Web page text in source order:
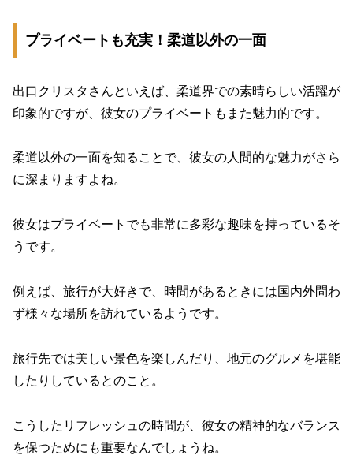
プライベートも充実！柔道以外の一面
出口クリスタさんといえば、柔道界での素晴らしい活躍が
印象的ですが、彼女のプライベートもまた魅力的です。
柔道以外の一面を知ることで、彼女の人間的な魅力がさら
に深まりますよね。
彼女はプライベートでも非常に多彩な趣味を持っているそ
うです。
例えば、旅行が大好きで、時間があるときには国内外問わ
ず様々な場所を訪れているようです。
旅行先では美しい景色を楽しんだり、地元のグルメを堪能
したりしているとのこと。
こうしたリフレッシュの時間が、彼女の精神的なバランス
を保つためにも重要なんでしょうね。